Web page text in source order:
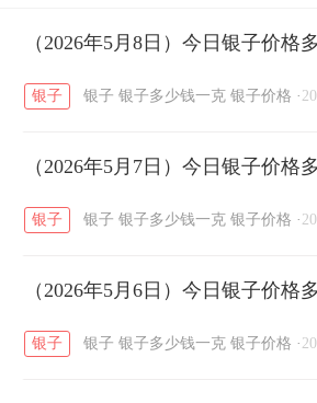
开国纪念币 大清银币 /
菜百 周生生 周大生
六福 / 金至尊 / 潮宏基 /
（2026年5月8日）今日银子价格
银子 银子 银子多少钱一克 银子价格 ·
（2026年5月7日）今日银子价格
银子 银子 银子多少钱一克 银子价格 ·
（2026年5月6日）今日银子价格
银子 银子 银子多少钱一克 银子价格 ·